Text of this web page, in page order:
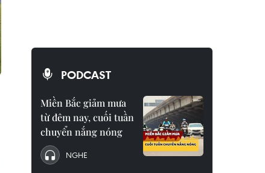
PODCAST
Miền Bắc giảm mưa
từ đêm nay, cuối tuần
chuyển nắng nóng
NGHE